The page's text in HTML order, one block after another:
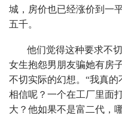
城，房价也已经涨价到一
五千。
他们觉得这种要求不
女生抱怨男朋友骗她有房
不切实际的幻想。“我真
相信呢？一个在工厂里面
大？他如果不是富二代，